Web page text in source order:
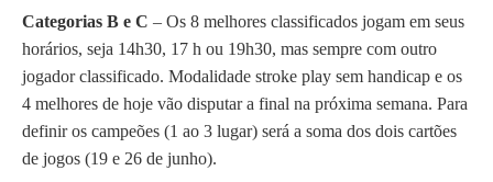
Categorias B e C – Os 8 melhores classificados jogam em seus
horários, seja 14h30, 17 h ou 19h30, mas sempre com outro
jogador classificado. Modalidade stroke play sem handicap e os
4 melhores de hoje vão disputar a final na próxima semana. Para
definir os campeões (1 ao 3 lugar) será a soma dos dois cartões
de jogos (19 e 26 de junho).